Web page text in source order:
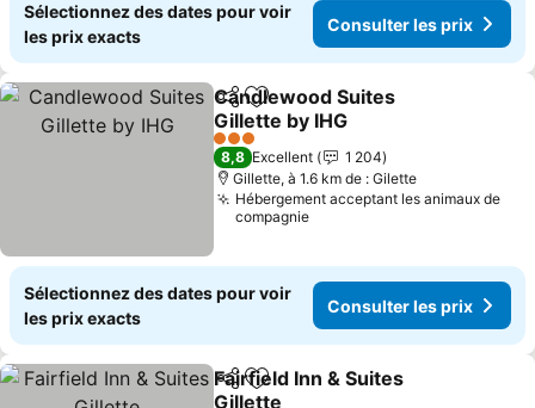
Sélectionnez des dates pour voir
les prix exacts
Consulter les prix
PartagerAjouter à mes favoris
Candlewood Suites
Gillette by IHG
Consulter les prix
3 Étoiles
8,8 Excellent
1 204
Gillette, à 1.6 km de : Gilette
Hébergement acceptant les animaux de
compagnie
Sélectionnez des dates pour voir
les prix exacts
Consulter les prix
PartagerAjouter à mes favoris
Fairfield Inn & Suites
Gillette